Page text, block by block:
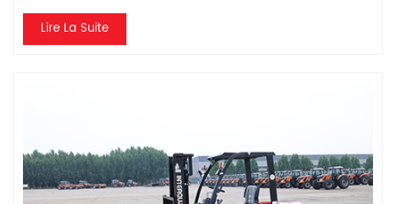
relatives aux engins de terrassement. D'accord. II. The preparatory
work before the loader starts working should be carried out in
Lire La Suite